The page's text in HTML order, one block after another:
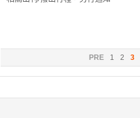
PRE 1 2 3